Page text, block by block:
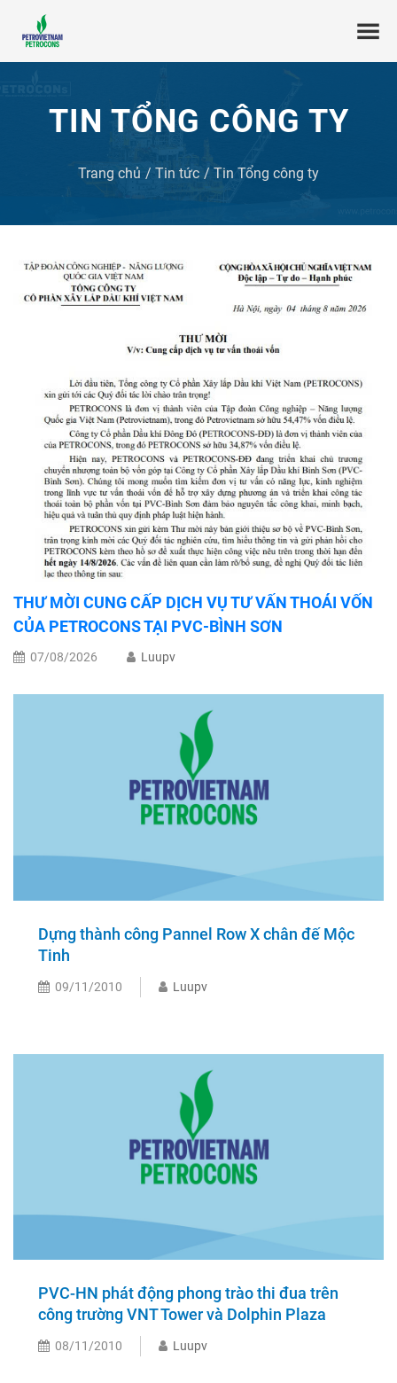
TIN TỔNG CÔNG TY
Trang chủ Tin tức Tin Tổng công ty
THƯ MỜI CUNG CẤP DỊCH VỤ TƯ VẤN THOÁI VỐN
CỦA PETROCONS TẠI PVC-BÌNH SƠN
07/08/2026 Luupv
Dựng thành công Pannel Row X chân đế Mộc
Tinh
09/11/2010 Luupv
PVC-HN phát động phong trào thi đua trên
công trường VNT Tower và Dolphin Plaza
08/11/2010 Luupv